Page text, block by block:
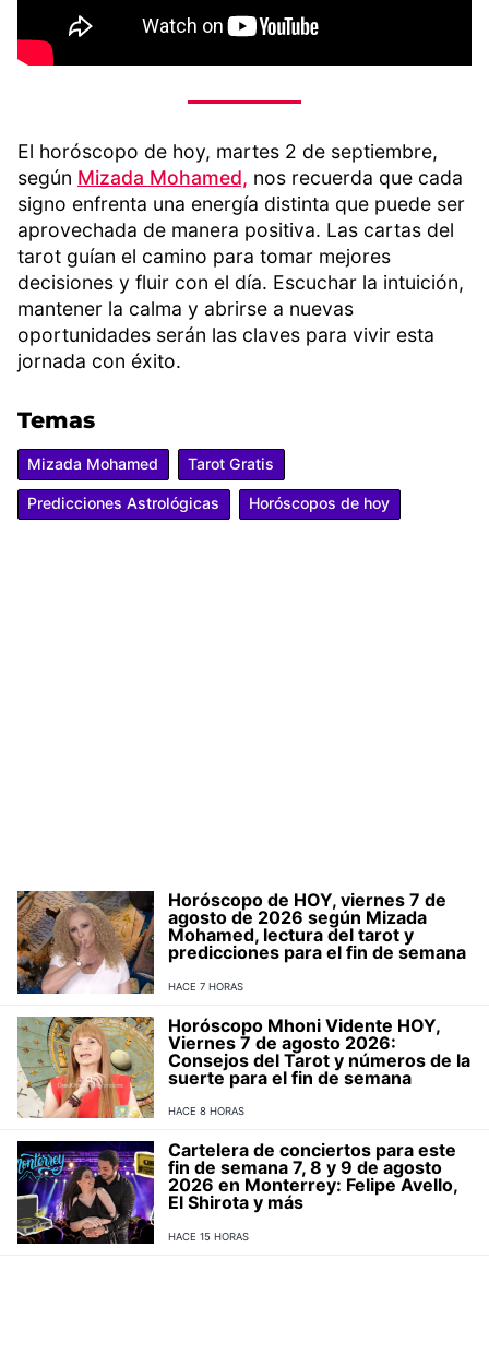
El horóscopo de hoy, martes 2 de septiembre,
según Mizada Mohamed, nos recuerda que cada
signo enfrenta una energía distinta que puede ser
aprovechada de manera positiva. Las cartas del
tarot guían el camino para tomar mejores
decisiones y fluir con el día. Escuchar la intuición,
mantener la calma y abrirse a nuevas
oportunidades serán las claves para vivir esta
jornada con éxito.
Temas
Mizada Mohamed Tarot Gratis
Predicciones Astrológicas Horóscopos de hoy
Horóscopo de HOY, viernes 7 de
agosto de 2026 según Mizada
Mohamed, lectura del tarot y
predicciones para el fin de semana
HACE 7 HORAS
Horóscopo Mhoni Vidente HOY,
Viernes 7 de agosto 2026:
Consejos del Tarot y números de la
suerte para el fin de semana
HACE 8 HORAS
Cartelera de conciertos para este
fin de semana 7, 8 y 9 de agosto
2026 en Monterrey: Felipe Avello,
El Shirota y más
HACE 15 HORAS